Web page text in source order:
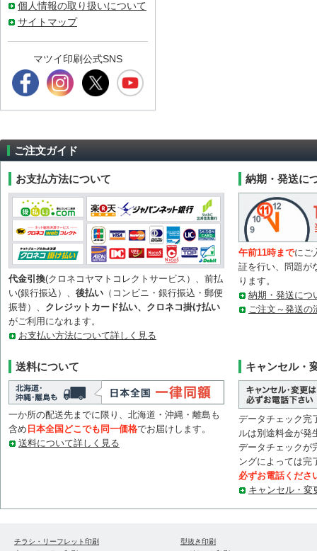
個人情報の取り扱いについて
サイトマップ
マツイ印刷公式SNS
ご注文ガイド
お支払方法について
代金引換(クロネコヤマトコレクトサービス）、前払
い(銀行振込）、 後払い （コンビニ・銀行振込・郵便
振替）、 クレジットカード払い、クロネコ掛け払い
がご利用になれます。
お支払い方法について詳しく見る
送料について
一か所の配送先までに限り、北海道・沖縄・離島も
含め 日本全国どこでも同一価格でお届けします。
送料について詳しく見る
納期・発送に
午前11時までにご
証を行い、問題が
ります。
納期・発送につ
ご注文～発送の
キャンセル・
データチェック完
ルは別途料金が発
データチェックが
ングによっては完
必ずお電話くださ
キャンセル・変
チラシ・リーフレット印刷
型抜き印刷